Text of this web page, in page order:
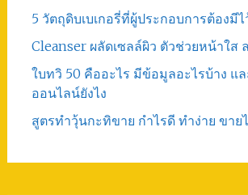
5 วัตถุดิบเบเกอรี่ที่ผู้ประกอบการต้องมี
Cleanser ผลัดเซลล์ผิว ตัวช่วยหน้าใส
ใบทวิ 50 คืออะไร มีข้อมูลอะไรบ้าง แ
ออนไลน์ยังไง
สูตรทําวุ้นกะทิขาย กำไรดี ทำง่าย ขาย